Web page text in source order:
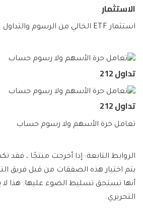
الاستثمار
استثمار ETF الخالي من الرسوم والتداول
تداول 212
تداول 212
تعامل حرة الأسهم ولا رسوم حساب
الروابط التابعة: إذا أخرجت منتجًا ، فقد
يتم اختيار هذه الصفقات من قبل فريق
أنها تستحق تسليط الضوء عليها. هذا لا
التحريري.